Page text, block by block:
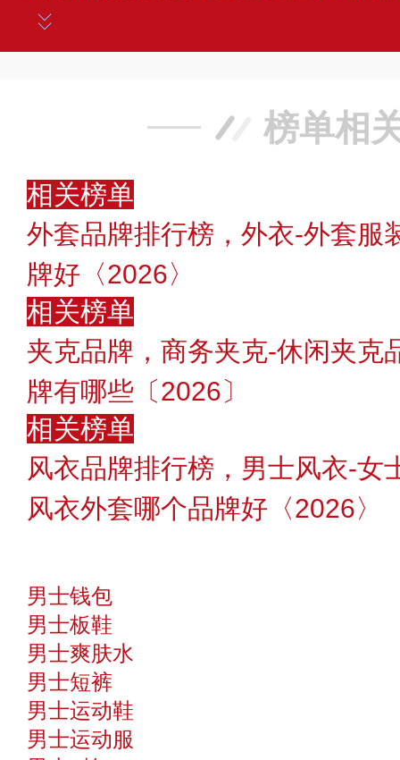
榜单相
相关榜单
外套品牌排行榜，外衣-外套服
牌好〈2026〉
相关榜单
夹克品牌，商务夹克-休闲夹克
牌有哪些〔2026〕
相关榜单
风衣品牌排行榜，男士风衣-女
风衣外套哪个品牌好〈2026〉
男士钱包
男士板鞋
男士爽肤水
男士短裤
男士运动鞋
男士运动服